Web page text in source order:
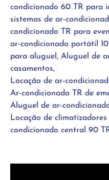
condicionado 60 TR para
sistemas de ar-
condicionado TR para
ar-condicionado portátil
para aluguel, Aluguel de
casamentos,
Locação de ar-
Ar-condicionado TR de
Aluguel de ar-
Locação de
condicionado central 90